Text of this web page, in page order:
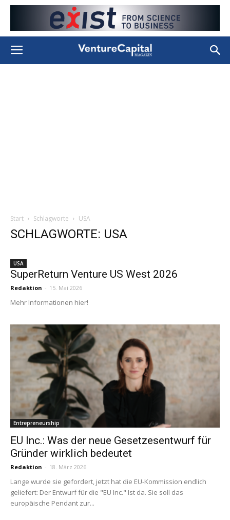
Start Schlagworte USA
SCHLAGWORTE: USA
USA
SuperReturn Venture US West 2026
Redaktion - 15. Mai 2026
Mehr Informationen hier!
Entrepreneurship
EU Inc.: Was der neue Gesetzesentwurf für
Gründer wirklich bedeutet
Redaktion - 18. März 2026
Lange wurde sie gefordert, jetzt hat die EU-Kommission endlich
geliefert: Der Entwurf für die "EU Inc." Ist da. Sie soll das
europäische Pendant zur...